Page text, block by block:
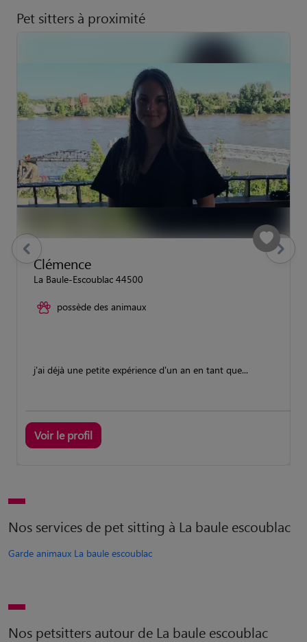
Pet sitters à proximité
Clémence
La Baule-Escoublac 44500
possède des animaux
j'ai déjà une petite expérience d'un an en tant que...
Voir le profil
previous Suivant
Nos services de pet sitting à La baule escoublac
Garde animaux La baule escoublac
Nos petsitters autour de La baule escoublac